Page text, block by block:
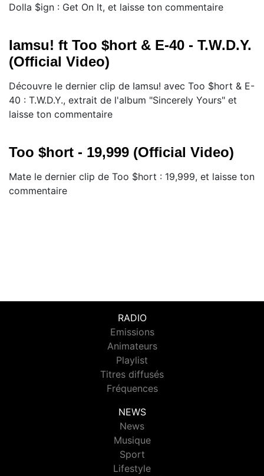
Dolla $ign : Get On It, et laisse ton commentaire
Iamsu! ft Too $hort & E-40 - T.W.D.Y.
(Official Video)
Découvre le dernier clip de Iamsu! avec Too $hort & E-
40 : T.W.D.Y., extrait de l'album "Sincerely Yours" et
laisse ton commentaire
Too $hort - 19,999 (Official Video)
Mate le dernier clip de Too $hort : 19,999, et laisse ton
commentaire
RADIO
Emissions
Animateurs
Playlist
Titres diffusés
Fréquences
NEWS
News
Musique
Sport
Lifestyle